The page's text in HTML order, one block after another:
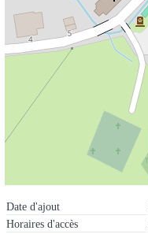
Date d'ajout
Horaires d'accès